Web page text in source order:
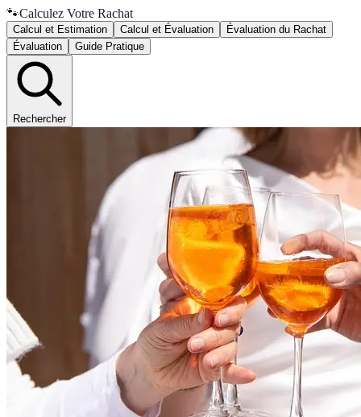
🐾Calculez Votre Rachat
Calcul et Estimation Calcul et Évaluation
Évaluation du Rachat
Évaluation
Guide Pratique
Rechercher